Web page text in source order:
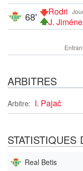
Rodri
J.
68'
ARBITRES
Arbitre: I. Pajač
STATISTIQUES
Real Betis